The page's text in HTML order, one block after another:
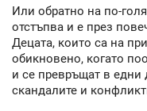
Или обратно на по-
отстъпва и е през
Децата, които са на
обикновено, когато
и се превръщат в едни
скандалите и